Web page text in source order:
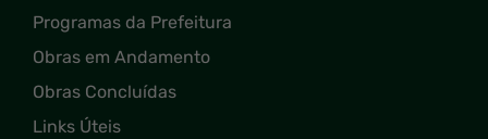
Programas da Prefeitura
Obras em Andamento
Obras Concluídas
Links Úteis